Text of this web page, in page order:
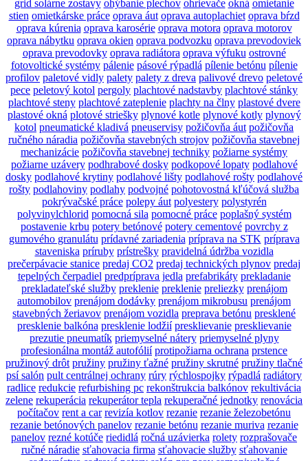
grid solárne zostavy ohýbanie plechov ohrievače okná omietanie
stien omietkárske práce oprava áut oprava autoplachiet oprava bŕzd
oprava kúrenia oprava karosérie oprava motora oprava motorov
oprava nábytku oprava okien oprava podvozku oprava prevodoviek
oprava prevodovky oprava radiátora oprava výfuku ostrovné
fotovoltické systémy pálenie pásové rýpadlá pílenie betónu pílenie
profilov paletové vidly palety palety z dreva palivové drevo peletové
pece peletový kotol pergoly plachtové nadstavby plachtové stánky
plachtové steny plachtové zateplenie plachty na člny plastové dvere
plastové okná plotové striešky plynové kotle plynové kotly plynový
kotol pneumatické kladivá pneuservisy požičovňa áut požičovňa
ručného náradia požičovňa stavebných strojov požičovňa stavebnej
mechanizácie požičovňa stavebnej techniky požiarne systémy
požiarne uzávery podhrabové dosky podkopové lopaty podlahové
dosky podlahové krytiny podlahové lišty podlahové rošty podlahové
rošty podlahoviny podlahy podvojné pohotovostná kľúčová služba
pokrývačské práce polepy áut polyestery polystyrén
polyvinylchlorid pomocná sila pomocné práce poplašný systém
postavenie krbu potery betónové potery cementové povrchy z
gumového granulátu prídavné zariadenia príprava na STK príprava
staveniska príruby prístrešky pravidelná údržba vozidla
prečerpávacie stanice predaj CO2 predaj technických plynov predaj
tepelných čerpadiel predpríprava jedla prefabrikáty prekladanie
prekladateľské služby preklenie preklenie preliezky prenájom
automobilov prenájom dodávky prenájom mikrobusu prenájom
stavebných žeriavov prenájom vozidla preprava betónu presklené
presklenie balkóna presklenie lodžií presklievanie presklievanie
prezutie pneumatík priemyselné nátery priemyselné plyny
profesionálna montáž autofólií protipožiarna ochrana prstence
pružinový drôt pružiny pružiny ťažné pružiny skrutné pružiny tlačné
psí salón pult centrálnej ochrany rúry rýchlospojky rýpadlá radiátory
radlice redukcie refurbishing pc rekonštrukcia balkónov rekultivácia
zelene rekuperácia rekuperátor tepla rekuperačné jednotky renovácia
počítačov rent a car revizía kotlov rezanie rezanie železobetónu
rezanie betónových panelov rezanie betónu rezanie muriva rezanie
panelov rezné kotúče riedidlá ročná uzávierka rolety rozprašovače
ručné náradie sťahovacia firma sťahovacie služby sťahovanie